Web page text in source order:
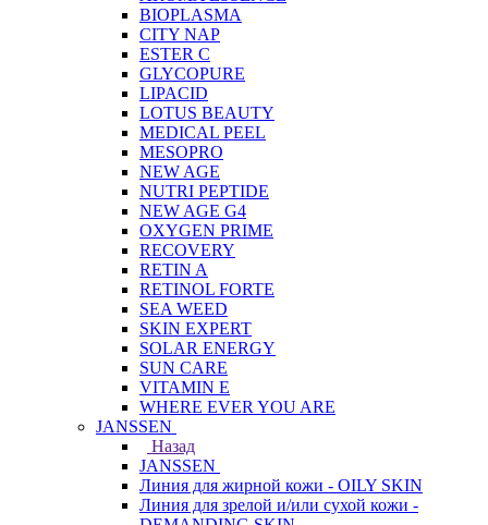
BIOPLASMA
CITY NAP
ESTER C
GLYCOPURE
LIPACID
LOTUS BEAUTY
MEDICAL PEEL
MESOPRO
NEW AGE
NUTRI PEPTIDE
NEW AGE G4
OXYGEN PRIME
RECOVERY
RETIN A
RETINOL FORTE
SEA WEED
SKIN EXPERT
SOLAR ENERGY
SUN CARE
VITAMIN E
WHERE EVER YOU ARE
JANSSEN
Назад
JANSSEN
Линия для жирной кожи - OILY SKIN
Линия для зрелой и/или сухой кожи -